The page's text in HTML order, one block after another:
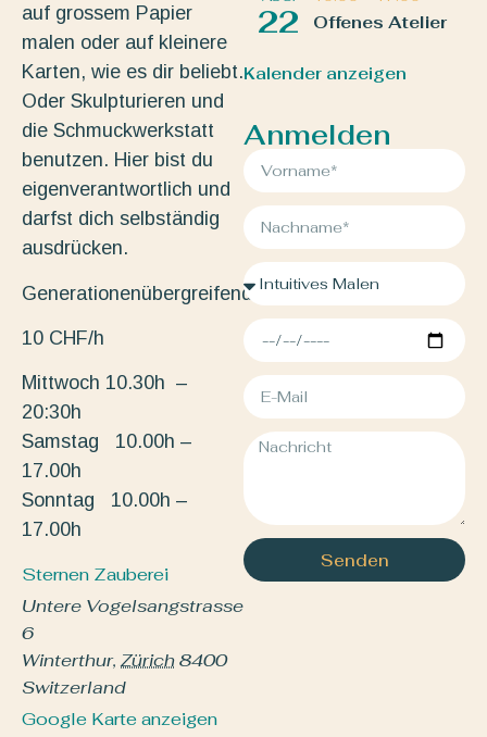
auf grossem Papier
malen oder auf kleinere
Karten, wie es dir beliebt.
Oder Skulpturieren und
die Schmuckwerkstatt
benutzen. Hier bist du
eigenverantwortlich und
darfst dich selbständig
ausdrücken.
Generationenübergreifend.
10 CHF/h
Mittwoch 10.30h –
20:30h
Samstag 10.00h –
17.00h
Sonntag 10.00h –
17.00h
Sternen Zauberei
Untere Vogelsangstrasse
6
Winterthur, Zürich8400
Switzerland
Google Karte anzeigen
22 Offenes Atelier
Kalender anzeigen
Anmelden
Senden